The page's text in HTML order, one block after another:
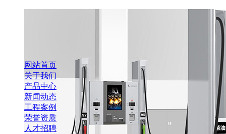
网站首页
关于我们
产品中心
新闻动态
工程案例
荣誉资质
人才招聘